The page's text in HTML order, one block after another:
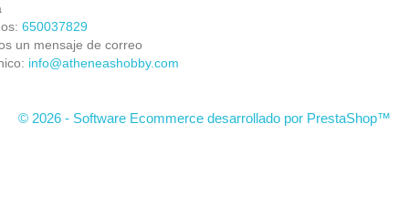
650037829
un mensaje de correo
info@atheneashobby.com
© 2026 - Software Ecommerce desarrollado por PrestaShop™